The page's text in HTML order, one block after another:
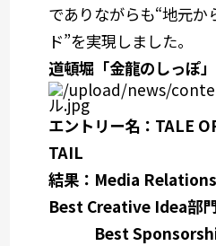
でありながらも“地元か
ド”を実現しました。
道頓堀「金龍のしっぽ
エントリー名：TALE
TAIL
結果：Media
Best Creative Idea部
Best